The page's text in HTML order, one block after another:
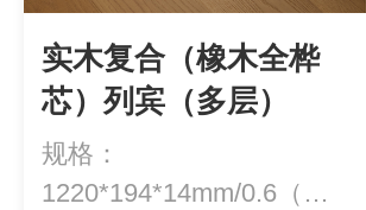
实木复合（橡木全桦
芯）列宾（多层）
规格：
1220*194*14mm/0.6（地